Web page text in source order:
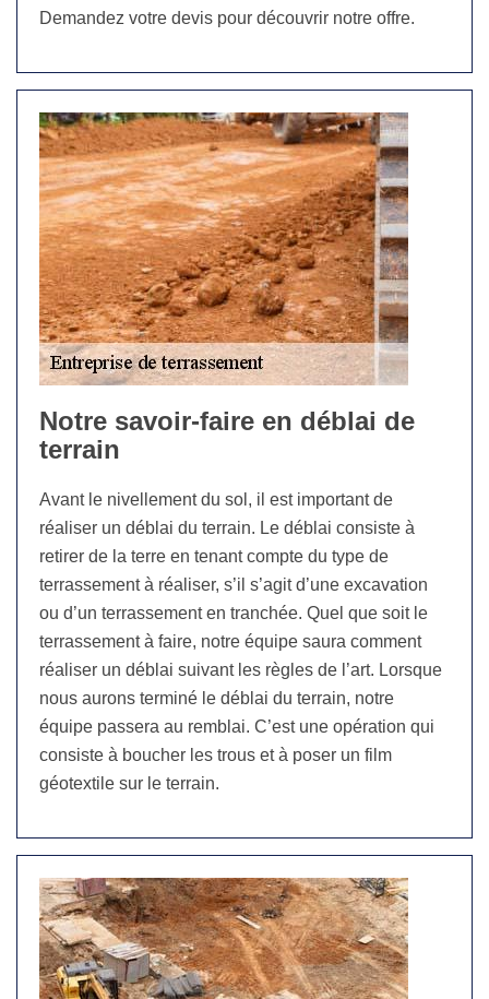
Demandez votre devis pour découvrir notre offre.
Notre savoir-faire en déblai de
terrain
Avant le nivellement du sol, il est important de
réaliser un déblai du terrain. Le déblai consiste à
retirer de la terre en tenant compte du type de
terrassement à réaliser, s’il s’agit d’une excavation
ou d’un terrassement en tranchée. Quel que soit le
terrassement à faire, notre équipe saura comment
réaliser un déblai suivant les règles de l’art. Lorsque
nous aurons terminé le déblai du terrain, notre
équipe passera au remblai. C’est une opération qui
consiste à boucher les trous et à poser un film
géotextile sur le terrain.